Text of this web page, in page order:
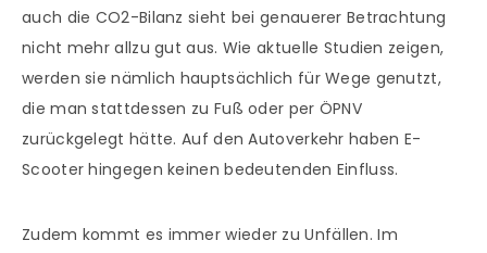
auch die CO2-Bilanz sieht bei genauerer Betrachtung
nicht mehr allzu gut aus. Wie aktuelle Studien zeigen,
werden sie nämlich hauptsächlich für Wege genutzt,
die man stattdessen zu Fuß oder per ÖPNV
zurückgelegt hätte. Auf den Autoverkehr haben E-
Scooter hingegen keinen bedeutenden Einfluss.
Zudem kommt es immer wieder zu Unfällen. Im